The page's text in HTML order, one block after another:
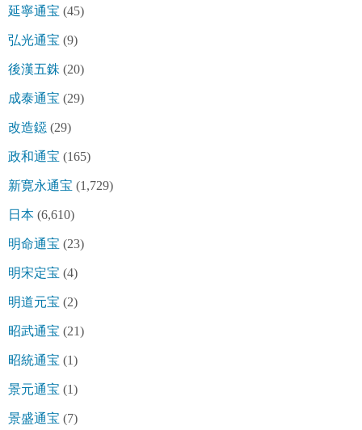
延寧通宝 (45)
弘光通宝 (9)
後漢五銖 (20)
成泰通宝 (29)
改造鐚 (29)
政和通宝 (165)
新寛永通宝 (1,729)
日本 (6,610)
明命通宝 (23)
明宋定宝 (4)
明道元宝 (2)
昭武通宝 (21)
昭統通宝 (1)
景元通宝 (1)
景盛通宝 (7)